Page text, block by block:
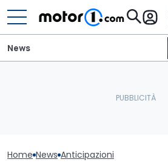
News
Home News Anticipazioni